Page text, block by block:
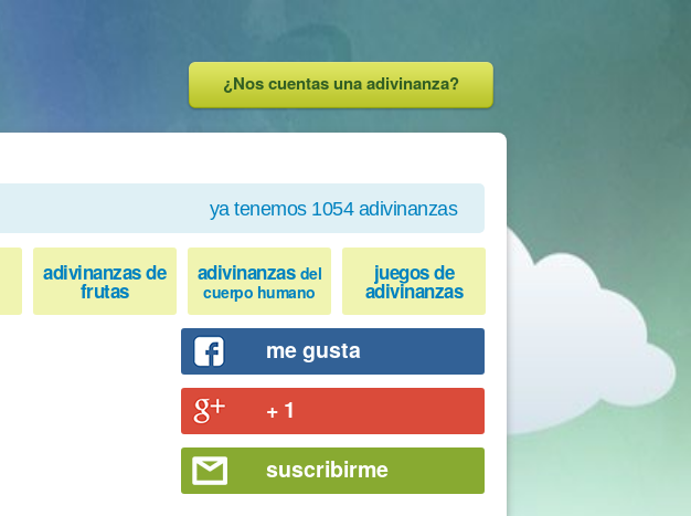
¿Nos cuentas una adivinanza?
ya tenemos 1054 adivinanzas
adivinanzas de
frutas
adivinanzas del
cuerpo humano
juegos de
adivinanzas
me gusta
+ 1
suscribirme